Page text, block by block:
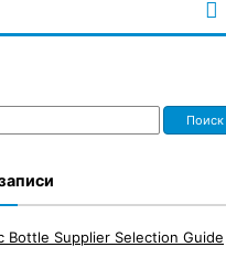
Bottle Supplier Selection Guide